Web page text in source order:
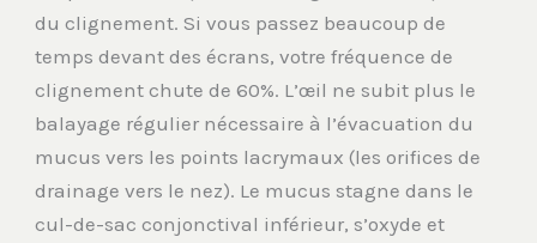
du clignement. Si vous passez beaucoup de
temps devant des écrans, votre fréquence de
clignement chute de 60%. L’œil ne subit plus le
balayage régulier nécessaire à l’évacuation du
mucus vers les points lacrymaux (les orifices de
drainage vers le nez). Le mucus stagne dans le
cul-de-sac conjonctival inférieur, s’oxyde et